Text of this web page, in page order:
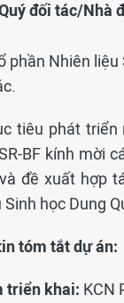
đối tác/Nhà
phần Nhiên
tiêu phát
BF kính mời
đề xuất hợp
Sinh học Dung
tóm tắt dự án:
triển khai: KCN